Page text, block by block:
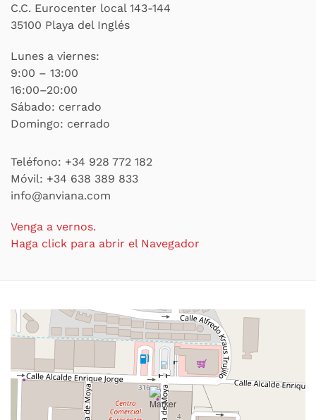
C.C. Eurocenter local 143-144
35100 Playa del Inglés
Lunes a viernes:
9:00 – 13:00
16:00–20:00
Sábado: cerrado
Domingo: cerrado
Teléfono: +34 928 772 182
Móvil: +34 638 389 833
info@anviana.com
Venga a vernos.
Haga click para abrir el Navegador